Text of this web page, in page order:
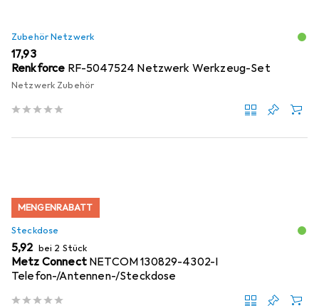
Zubehör Netzwerk
EUR
17,93
Renkforce RF-5047524 Netzwerk Werkzeug-Set
Netzwerk Zubehör
MENGENRABATT
Steckdose
EUR
5,92 bei 2 Stück
Metz Connect NETCOM 130829-4302-I
Telefon-/Antennen-/Steckdose